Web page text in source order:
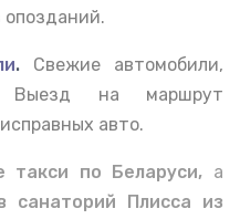
опозданий.
. Свежие автомобили,
на маршрут
авто.
такси по Беларуси, а
санаторий Плисса из